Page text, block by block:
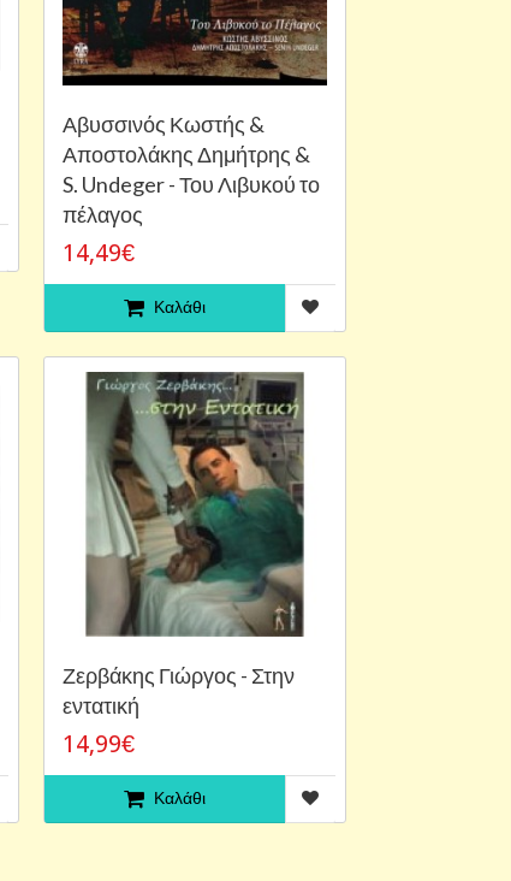
Αβυσσινός Κωστής &
Αποστολάκης Δημήτρης &
S. Undeger - Του Λιβυκού το
πέλαγος
14,49€
Καλάθι
Ζερβάκης Γιώργος - Στην
εντατική
14,99€
Καλάθι